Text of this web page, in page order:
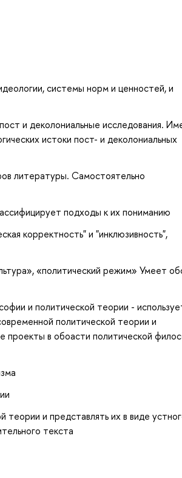
системы норм и ценностей, и
и деколониальные исследования.
истоки пост- и деколониальных
литературы. Самостоятельно
подходы к их пониманию
корректность" и "инклюзивность",
«политический режим» Умеет
и политической теории -
политической теории и
проекты в обоасти политической
теории и представлять их в виде
текста